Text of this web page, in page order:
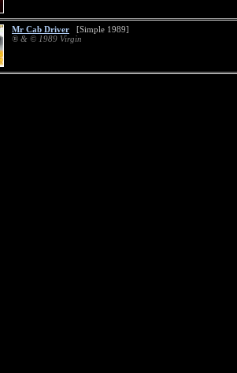
Mr Cab Driver [Simple 1989]
® & © 1989 Virgin